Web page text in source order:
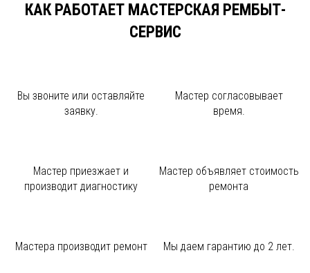
КАК РАБОТАЕТ МАСТЕРСКАЯ РЕМБЫТ-
СЕРВИС
Вы звоните или оставляйте
заявку.
Мастер согласовывает
время.
Мастер приезжает и
производит диагностику
Мастер объявляетстоимость
ремонта
Мастера производитремонт Мы даем гарантию до 2 лет.